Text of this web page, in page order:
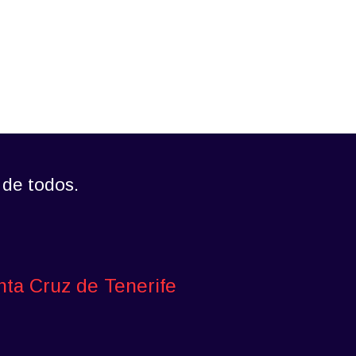
todos.
Cruz de Tenerife